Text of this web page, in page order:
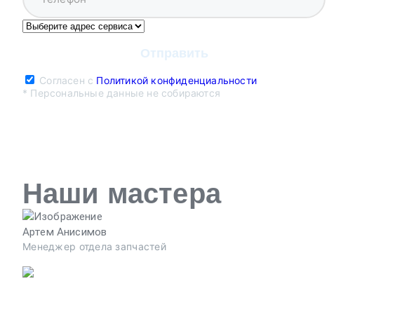
Согласен с Политикой конфиденциальности
* Персональные данные не собираются
Наши мастера
Артем Анисимов
Менеджер отдела запчастей